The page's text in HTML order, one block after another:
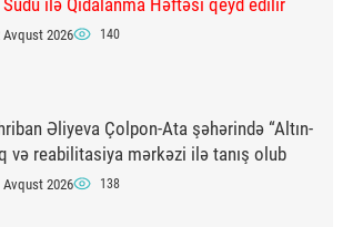
Avqust 2026 140
Əliyeva Çolpon-Ata şəhərində “Altın-
və reabilitasiya mərkəzi ilə tanış olub
Avqust 2026 138